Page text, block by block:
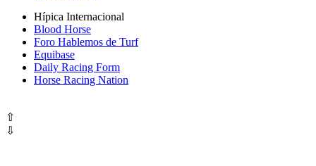
Hípica Internacional
Blood Horse
Foro Hablemos de Turf
Equibase
Daily Racing Form
Horse Racing Nation
⇧
⇩